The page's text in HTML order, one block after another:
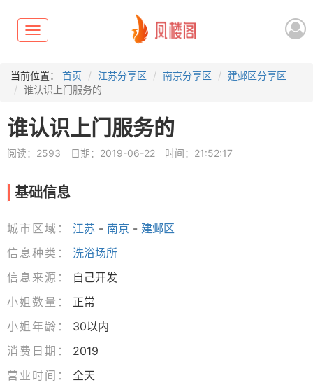
Toggle
navigation
当前位置： 首页 江苏分享区 南京分享区
建邺区分享区
谁认识上门服务的
谁认识上门服务的
阅读：2593 日期：2019-06-22 时间：21:52:17
基础信息
城市区域： 江苏 - 南京 - 建邺区
信息种类：
洗浴场所
信息来源：
自己开发
小姐数量：
正常
小姐年龄：
30以内
消费日期：
2019
营业时间：
全天